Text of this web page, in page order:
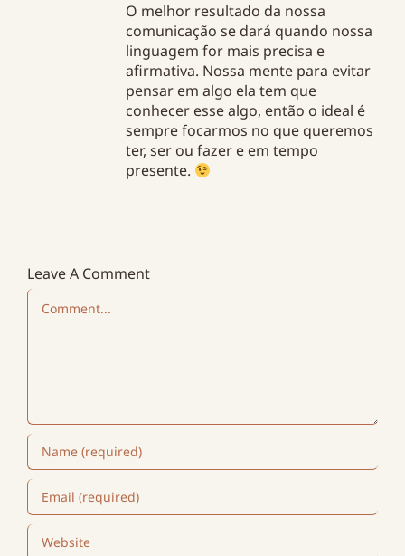
O melhor resultado da nossa
comunicação se dará quando nossa
linguagem for mais precisa e
afirmativa. Nossa mente para evitar
pensar em algo ela tem que
conhecer esse algo, então o ideal é
sempre focarmos no que queremos
ter, ser ou fazer e em tempo
presente.
Leave A Comment
Comment